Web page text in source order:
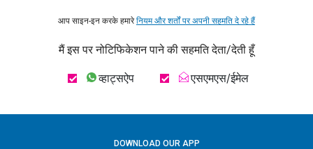
आप साइन-इन करके हमारेनियम और शर्तों पर अपनी सहमति दे रहे हैं
मैं इस पर नोटिफिकेशन पाने की सहमति देता/देती हूँ
व्हाट्सऐप एसएमएस/ईमेल
DOWNLOAD OUR APP